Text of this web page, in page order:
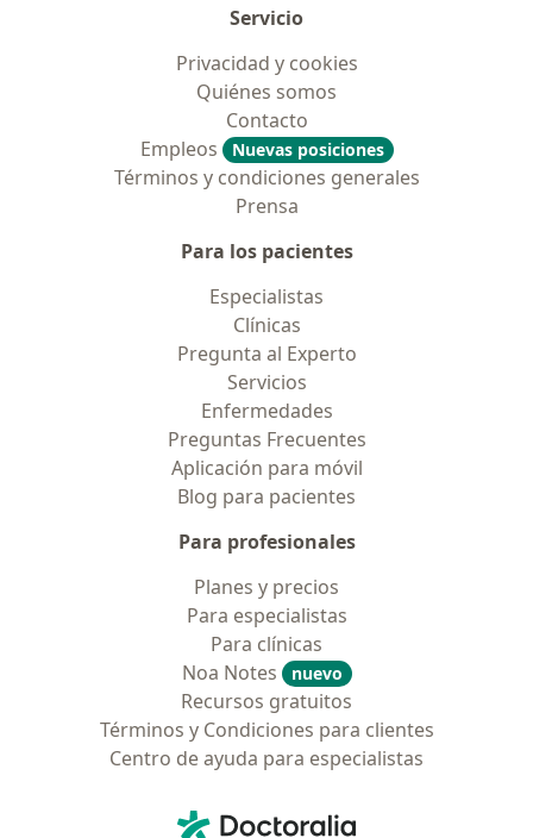
Servicio
Privacidad y cookies
Quiénes somos
Contacto
Empleos
Nuevas posiciones
Términos y condiciones generales
Prensa
Para los pacientes
Especialistas
Clínicas
Pregunta al Experto
Servicios
Enfermedades
Preguntas Frecuentes
Aplicación para móvil
Blog para pacientes
Para profesionales
Planes y precios
Para especialistas
Para clínicas
Noa Notes
nuevo
Recursos gratuitos
Términos y Condiciones para clientes
Centro de ayuda para especialistas
Doctoralia - Página de inicio